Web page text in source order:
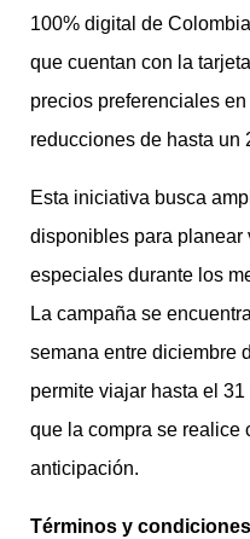
100% digital de
que cuentan con la
precios preferenciales
reducciones de hasta un
Esta iniciativa busca
disponibles para
especiales durante los
La campaña se
semana entre diciembre
permite viajar hasta el
que la compra se realice
anticipación.
Términos y